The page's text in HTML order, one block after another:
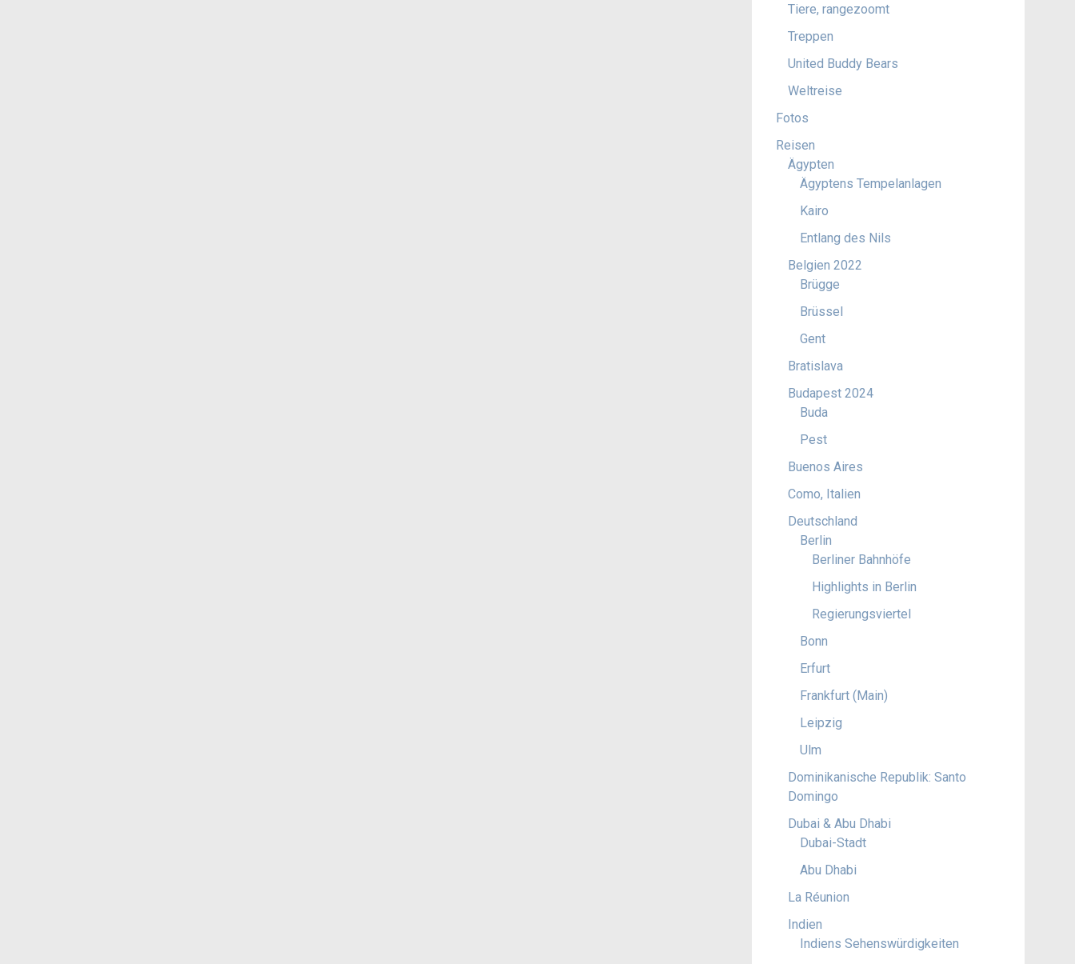
Tiere, rangezoomt
Treppen
United Buddy Bears
Weltreise
Fotos
Reisen
Ägypten
Ägyptens Tempelanlagen
Kairo
Entlang des Nils
Belgien 2022
Brügge
Brüssel
Gent
Bratislava
Budapest 2024
Buda
Pest
Buenos Aires
Como, Italien
Deutschland
Berlin
Berliner Bahnhöfe
Highlights in Berlin
Regierungsviertel
Bonn
Erfurt
Frankfurt (Main)
Leipzig
Ulm
Dominikanische Republik: Santo
Domingo
Dubai & Abu Dhabi
Dubai-Stadt
Abu Dhabi
La Réunion
Indien
Indiens Sehenswürdigkeiten